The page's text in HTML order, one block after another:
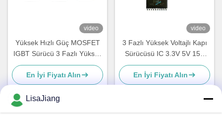
video
Yüksek Hızlı Güç MOSFET
IGBT Sürücü 3 Fazlı Yüksek
Voltajlı Kapı Sürücüsü
En İyi Fiyatı Alın
video
3 Fazlı Yüksek Voltajlı Kapı
Sürücüsü IC 3.3V 5V 15V
Giriş Mantığı Uyumlu İnşaa
edilmiş Ölü Zaman
En İyi Fiyatı Alın
LisaJiang